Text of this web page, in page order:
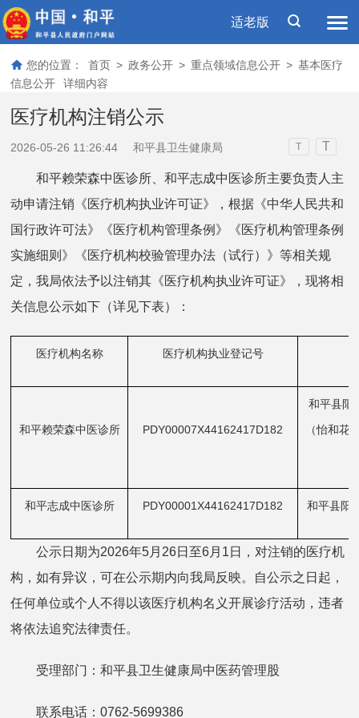
适老版
您的位置： 首页 > 政务公开 > 重点领域信息公开 > 基本医疗
信息公开
详细内容
医疗机构注销公示
2026-05-26 11:26:44 和平县卫生健康局 T T
和平赖荣森中医诊所、和平志成中医诊所主要负责人主
动申请注销《医疗机构执业许可证》，根据《中华人民共和
国行政许可法》《医疗机构管理条例》《医疗机构管理条例
实施细则》《医疗机构校验管理办法（试行）》等相关规
定，我局依法予以注销其《医疗机构执业许可证》，现将相
关信息公示如下（详见下表）：
医疗机构名称 医疗机构执业登记号
和平赖荣森中医诊所 PDY00007X44162417D182
和平县阳
（怡和花
和平志成中医诊所 PDY00001X44162417D182 和平县阳
公示日期为2026年5月26日至6月1日，对注销的医疗机
构，如有异议，可在公示期内向我局反映。自公示之日起，
任何单位或个人不得以该医疗机构名义开展诊疗活动，违者
将依法追究法律责任。
受理部门：和平县卫生健康局中医药管理股
联系电话：0762-5699386